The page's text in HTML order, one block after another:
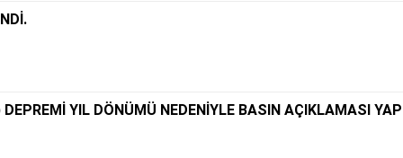
YIL DÖNÜMÜ NEDENİYLE BASIN AÇIKLAMASI